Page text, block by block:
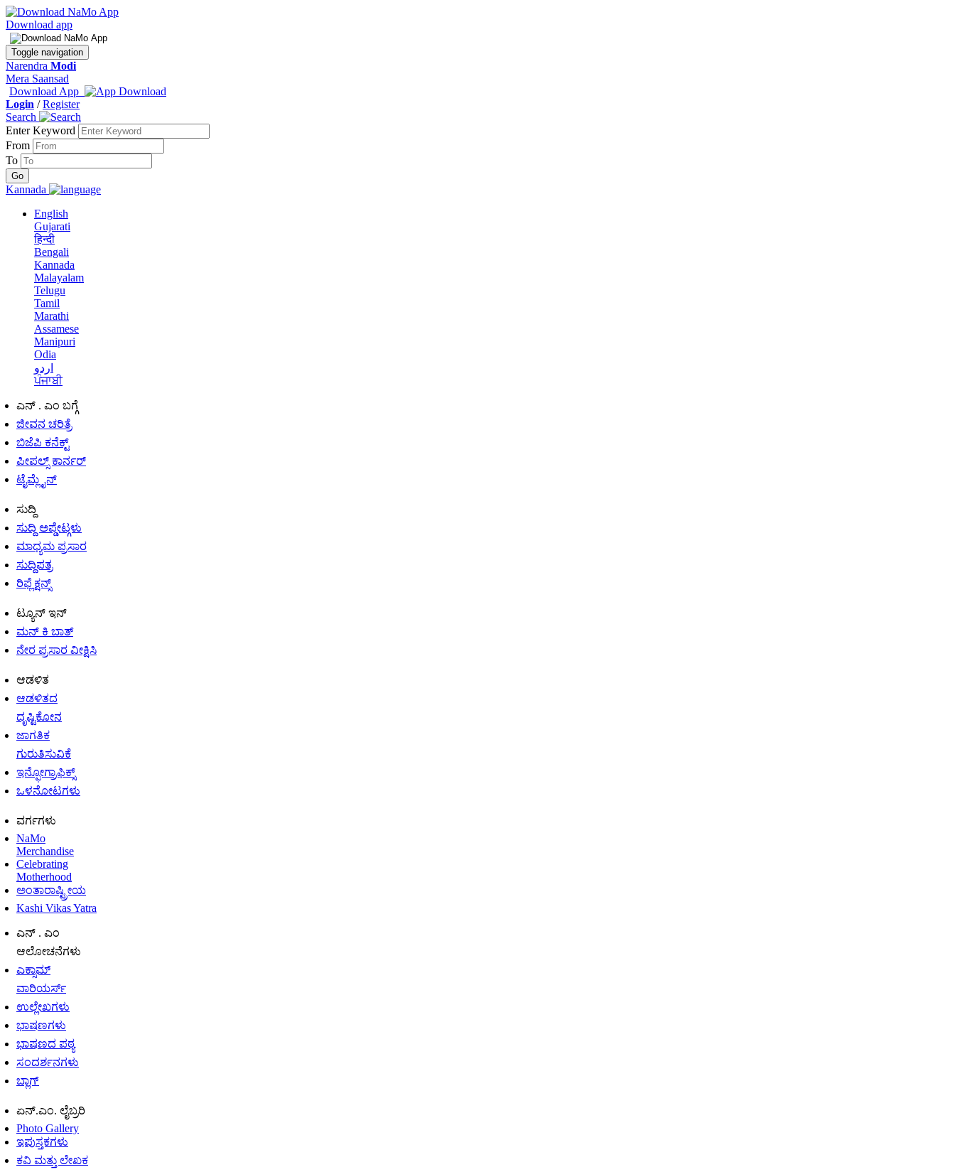
Download app
Toggle navigation
Narendra Modi
Mera Saansad
Download App
Login /Register
Search
Enter Keyword
From
To
Kannada
English
Gujarati
हिन्दी
Bengali
Kannada
Malayalam
Telugu
Tamil
Marathi
Assamese
Manipuri
Odia
اردو
ਪੰਜਾਬੀ
ಎನ್ . ಎಂ ಬಗ್ಗೆ
ಜೀವನ ಚರಿತ್ರೆ
ಬಿಜೆಪಿ ಕನೆಕ್ಟ್
ಪೀಪಲ್ಸ್ ಕಾರ್ನರ್
ಟೈಮ್ಲೈನ್
ಸುದ್ದಿ
ಸುದ್ದಿ ಅಪ್ಡೇಟ್ಗಳು
ಮಾಧ್ಯಮ ಪ್ರಸಾರ
ಸುದ್ದಿಪತ್ರ
ರಿಫ್ಲೆಕ್ಷನ್ಸ್
ಟ್ಯೂನ್ ಇನ್
ಮನ್ ಕಿ ಬಾತ್
ನೇರ ಪ್ರಸಾರ ವೀಕ್ಷಿಸಿ
ಆಡಳಿತ
ಆಡಳಿತದ
ದೃಷ್ಟಿಕೋನ
ಜಾಗತಿಕ
ಗುರುತಿಸುವಿಕೆ
ಇನ್ಫೋಗ್ರಾಫಿಕ್ಸ್
ಒಳನೋಟಗಳು
ವರ್ಗಗಳು
NaMo
Merchandise
Celebrating
Motherhood
ಅಂತಾರಾಷ್ಟ್ರೀಯ
Kashi Vikas Yatra
ಎನ್ . ಎಂ
ಆಲೋಚನೆಗಳು
ಎಕ್ಸಾಮ್
ವಾರಿಯರ್ಸ್
ಉಲ್ಲೇಖಗಳು
ಭಾಷಣಗಳು
ಭಾಷಣದ ಪಠ್ಯ
ಸಂದರ್ಶನಗಳು
ಬ್ಲಾಗ್
ಏನ್.ಎಂ. ಲೈಬ್ರರಿ
Photo Gallery
ಇಪುಸ್ತಕಗಳು
ಕವಿ ಮತ್ತು ಲೇಖಕ